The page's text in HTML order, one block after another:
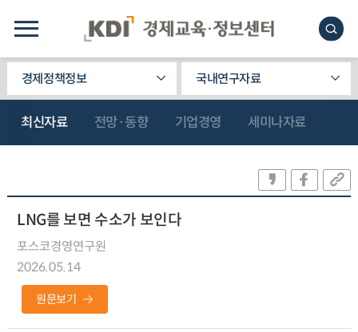
경제정책정보 국내연구자료
최신자료 전망·동향 기업경영 세미나자료
LNG를 보면 수소가 보인다
포스코경영연구원
2026.05.14
원문보기